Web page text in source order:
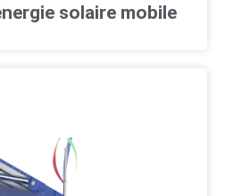
solaire mobile